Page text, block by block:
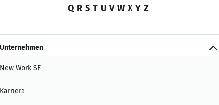
Q R S T U V W X Y Z
Unternehmen
New Work SE
Karriere